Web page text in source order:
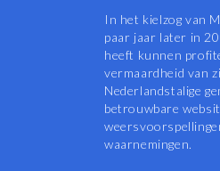
In het kielzog van
paar jaar later in
heeft kunnen
vermaardheid van
Nederlandstalige
betrouwbare
waarnemingen.